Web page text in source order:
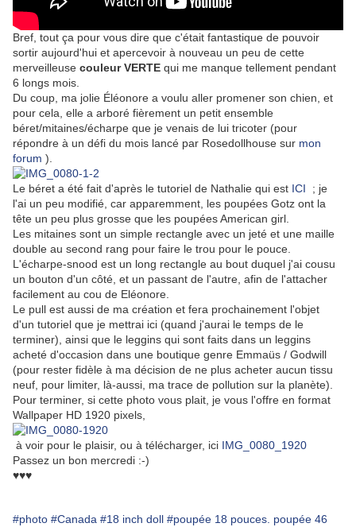
Bref, tout ça pour vous dire que c'était fantastique de pouvoir
sortir aujourd'hui et apercevoir à nouveau un peu de cette
merveilleuse couleur VERTE qui me manque tellement pendant
6 longs mois.
Du coup, ma jolie Éléonore a voulu aller promener son chien, et
pour cela, elle a arboré fièrement un petit ensemble
béret/mitaines/écharpe que je venais de lui tricoter (pour
répondre à un défi du mois lancé par Rosedollhouse sur mon
forum ).
Le béret a été fait d'après le tutoriel de Nathalie qui est ICI
; je
l'ai un peu modifié, car apparemment, les poupées Gotz ont la
tête un peu plus grosse que les poupées American girl.
Les mitaines sont un simple rectangle avec un jeté et une maille
double au second rang pour faire le trou pour le pouce.
L'écharpe-snood est un long rectangle au bout duquel j'ai cousu
un bouton d'un côté, et un passant de l'autre, afin de l'attacher
facilement au cou de Eléonore.
Le pull est aussi de ma création et fera prochainement l'objet
d'un tutoriel que je mettrai ici (quand j'aurai le temps de le
terminer), ainsi que le leggins qui sont faits dans un leggins
acheté d'occasion dans une boutique genre Emmaüs / Godwill
(pour rester fidèle à ma décision de ne plus acheter aucun tissu
neuf, pour limiter, là-aussi, ma trace de pollution sur la planète).
Pour terminer, si cette photo vous plait, je vous l'offre en format
Wallpaper HD 1920 pixels,
à voir pour le plaisir, ou à télécharger, ici IMG_0080_1920
Passez un bon mercredi :-)
♥♥♥
#photo #Canada #18 inch doll #poupée 18 pouces. poupée 46